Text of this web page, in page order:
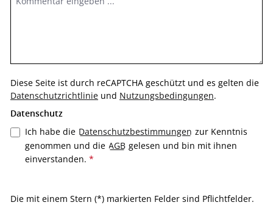
Diese Seite ist durch reCAPTCHA geschützt und es gelten die
Datenschutzrichtlinie und Nutzungsbedingungen.
Datenschutz
Ich habe die Datenschutzbestimmungen zur Kenntnis
genommen und die AGB gelesen und bin mit ihnen
einverstanden. *
Die mit einem Stern (*) markierten Felder sind Pflichtfelder.